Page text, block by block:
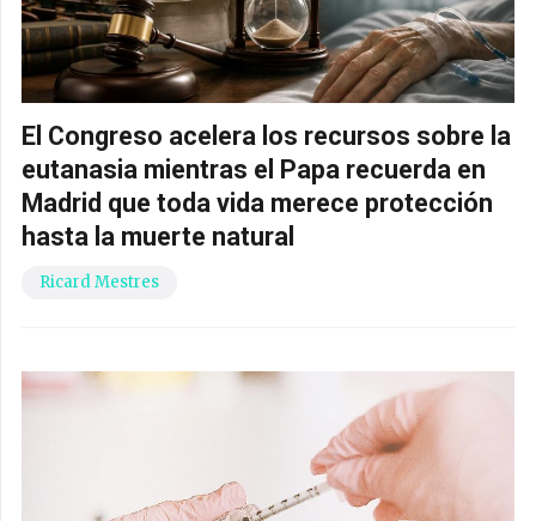
El Congreso acelera los recursos sobre la
eutanasia mientras el Papa recuerda en
Madrid que toda vida merece protección
hasta la muerte natural
Ricard Mestres